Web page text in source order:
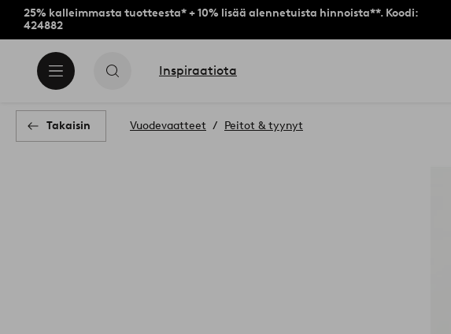
25% kalleimmasta tuotteesta* + 10% lisää alennetuista hinnoista**. Koodi:
424882
Inspiraatiota
Takaisin Vuodevaatteet Peitot & tyynyt